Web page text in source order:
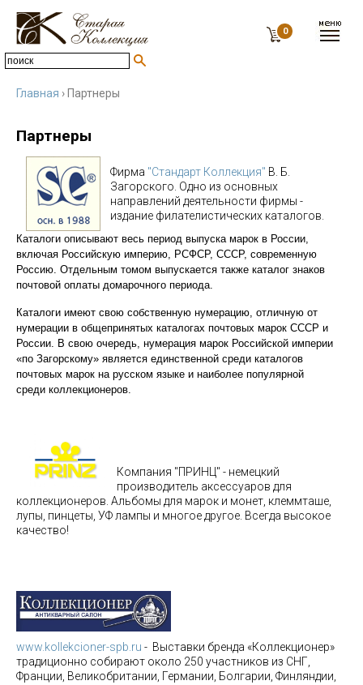
0
Главная › Партнеры
Партнеры
Фирма "Стандарт Коллекция" В. Б.
Загорского. Одно из основных
направлений деятельности фирмы -
издание филателистических каталогов.
Каталоги описывают весь период выпуска марок в России,
включая Российскую империю, РСФСР, СССР, современную
Россию. Отдельным томом выпускается также каталог знаков
почтовой оплаты домарочного периода.
Каталоги имеют свою собственную нумерацию, отличную от
нумерации в общепринятых каталогах почтовых марок СССР и
России. В свою очередь, нумерация марок Российской империи
«по Загорскому» является единственной среди каталогов
почтовых марок на русском языке и наиболее популярной
среди коллекционеров.
Компания "ПРИНЦ" - немецкий
производитель аксессуаров для
коллекционеров. Альбомы для марок и монет, клеммташе,
лупы, пинцеты, УФ лампы и многое другое. Всегда высокое
качество!
www.kollekcioner-spb.ru - Выставки бренда «Коллекционер»
традиционно собирают около 250 участников из СНГ,
Франции, Великобритании, Германии, Болгарии, Финляндии,